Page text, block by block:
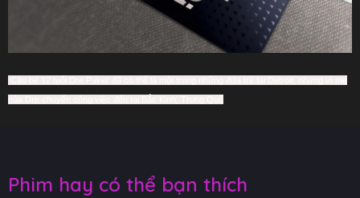
Phim hay có thể bạn thích